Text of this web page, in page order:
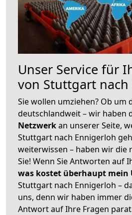
Unser Service für
von Stuttgart
Sie wollen umziehen? Ob um
deutschlandweit – wir haben
Netzwerkan unserer Seite,
Stuttgart nach Ennigerloh
weiterwissen – haben wir die
Sie! Wenn Sie Antworten auf
was kostet überhaupt mein
Stuttgart nach Ennigerloh –
uns, denn wir haben immer
Antwort auf Ihre Fragen